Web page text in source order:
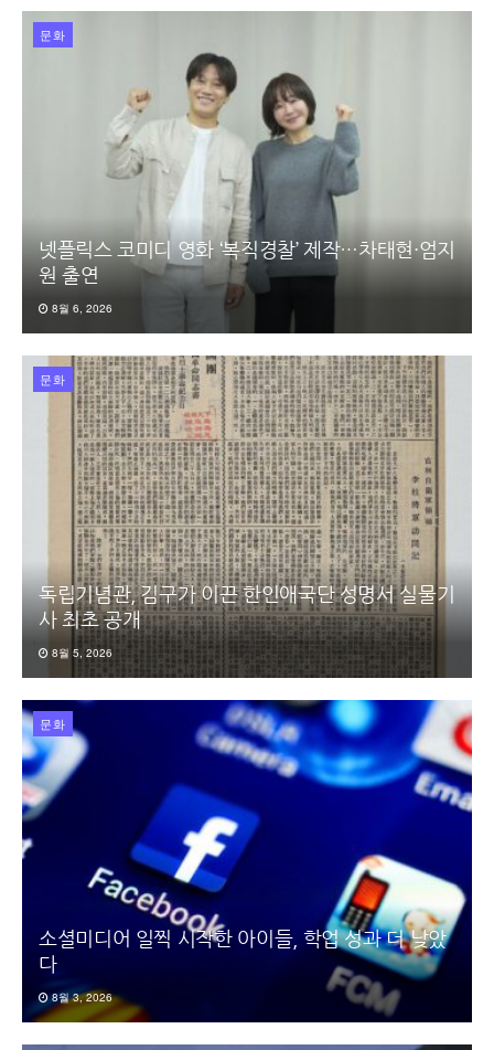
문화
넷플릭스 코미디 영화 ‘복직경찰’ 제작…차태현·엄지
원 출연
8월 6, 2026
문화
독립기념관, 김구가 이끈 한인애국단 성명서 실물기
사 최초 공개
8월 5, 2026
문화
소셜미디어 일찍 시작한 아이들, 학업 성과 더 낮았
다
8월 3, 2026